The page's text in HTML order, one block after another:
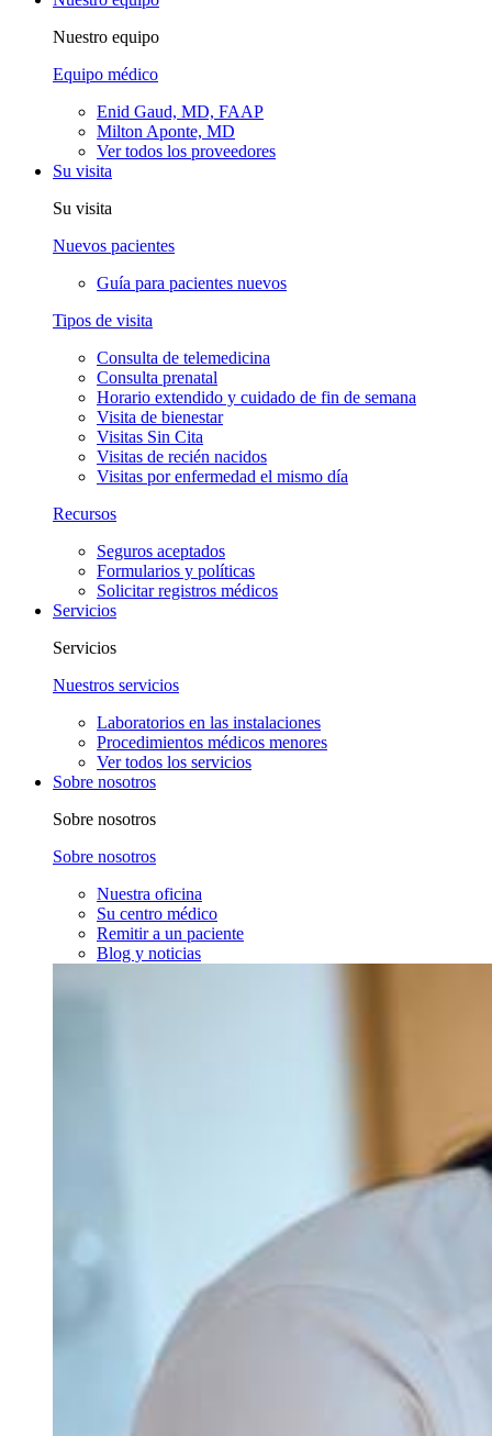
Nuestro equipo
Equipo médico
Enid Gaud, MD, FAAP
Milton Aponte, MD
Ver todos los proveedores
Su visita
Su visita
Nuevos pacientes
Guía para pacientes nuevos
Tipos de visita
Consulta de telemedicina
Consulta prenatal
Horario extendido y cuidado de fin de semana
Visita de bienestar
Visitas Sin Cita
Visitas de recién nacidos
Visitas por enfermedad el mismo día
Recursos
Seguros aceptados
Formularios y políticas
Solicitar registros médicos
Servicios
Servicios
Nuestros servicios
Laboratorios en las instalaciones
Procedimientos médicos menores
Ver todos los servicios
Sobre nosotros
Sobre nosotros
Sobre nosotros
Nuestra oficina
Su centro médico
Remitir a un paciente
Blog y noticias